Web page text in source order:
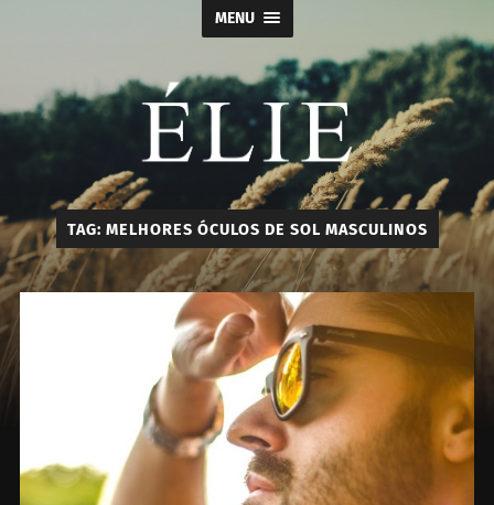
MENU
Élie
-
Calçados
e
Acessórios
Masculino
TAG: MELHORES ÓCULOS DE SOL MASCULINOS